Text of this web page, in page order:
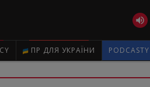

ПР ДЛЯ УКРАЇНИ PODCASTY